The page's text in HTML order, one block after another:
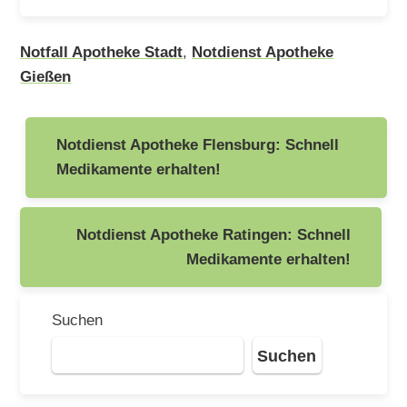
Notfall Apotheke Stadt, Notdienst Apotheke
Gießen
Beitragsnavigation
Notdienst Apotheke Flensburg: Schnell
Medikamente erhalten!
Notdienst Apotheke Ratingen: Schnell
Medikamente erhalten!
Suchen
Suchen